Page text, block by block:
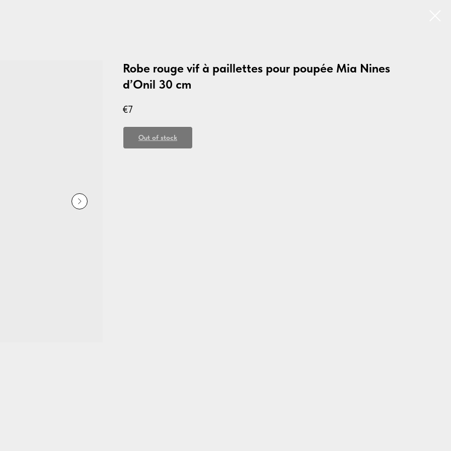
Robe rouge vif à paillettes pour poupée Mia Nines
d’Onil 30 cm
€7
Out of stock